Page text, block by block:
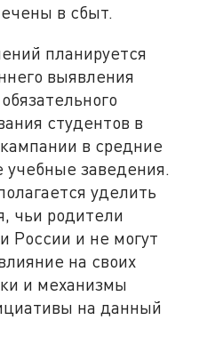
в сбыт.
планируется
выявления
студентов в
в средние
заведения.
уделить
чьи родители
России и не могут
на своих
и механизмы
на данный